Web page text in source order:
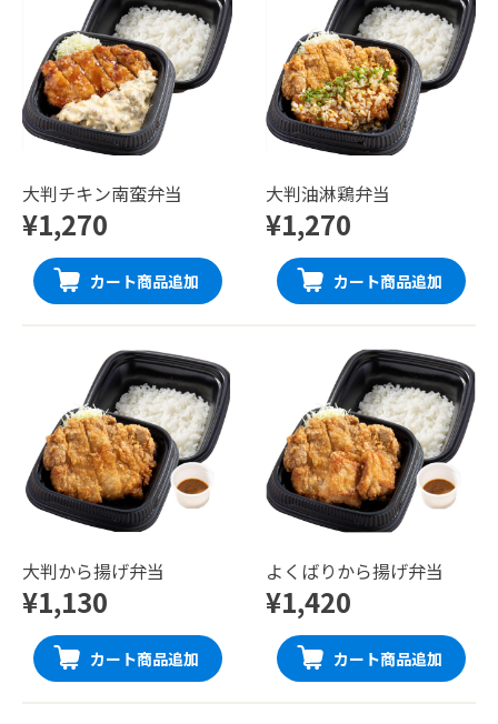
大判チキン南蛮弁当
¥1,270
カート商品追加
大判油淋鶏弁当
¥1,270
カート商品追加
大判から揚げ弁当
¥1,130
カート商品追加
よくばりから揚げ弁当
¥1,420
カート商品追加